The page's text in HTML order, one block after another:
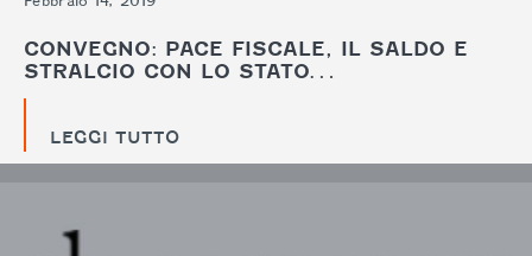
CONVEGNO: PACE FISCALE, IL SALDO E
STRALCIO CON LO STATO…
LEGGI TUTTO